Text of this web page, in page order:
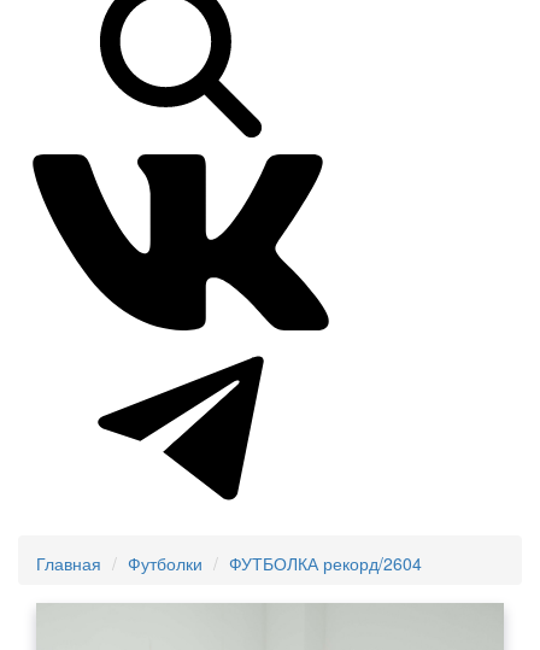
Главная Футболки ФУТБОЛКА рекорд/2604